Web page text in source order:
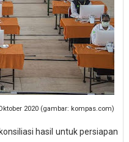
2020 (gambar: kompas.com)
hasil untuk persiapan